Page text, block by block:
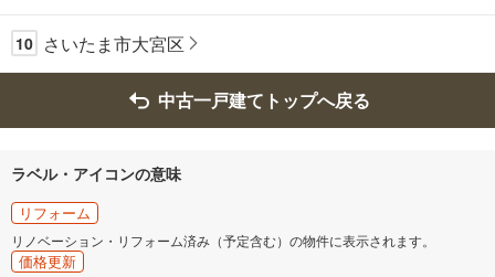
10 さいたま市大宮区
中古一戸建てトップへ戻る
ラベル・アイコンの意味
リフォーム
リノベーション・リフォーム済み（予定含む）の物件に表示されます。
価格更新